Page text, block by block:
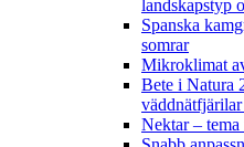
landskapstyp
Spanska
somrar
Mikroklimat
Bete i Natura
Nektar –